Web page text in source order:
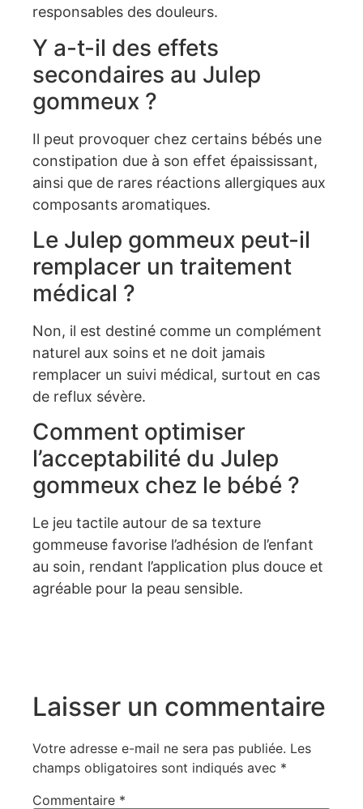
responsables des douleurs.
Y a-t-il des effets
secondaires au Julep
gommeux ?
Il peut provoquer chez certains bébés une
constipation due à son effet épaississant,
ainsi que de rares réactions allergiques aux
composants aromatiques.
Le Julep gommeux peut-il
remplacer un traitement
médical ?
Non, il est destiné comme un complément
naturel aux soins et ne doit jamais
remplacer un suivi médical, surtout en cas
de reflux sévère.
Comment optimiser
l’acceptabilité du Julep
gommeux chez le bébé ?
Le jeu tactile autour de sa texture
gommeuse favorise l’adhésion de l’enfant
au soin, rendant l’application plus douce et
agréable pour la peau sensible.
Laisser un commentaire
Votre adresse e-mail ne sera pas publiée. Les
champs obligatoires sont indiqués avec *
Commentaire *